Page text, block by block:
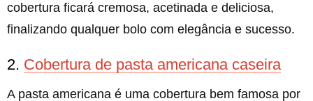
cobertura ficará cremosa, acetinada e deliciosa,
finalizando qualquer bolo com elegância e sucesso.
2. Cobertura de pasta americana caseira
A pasta americana é uma cobertura bem famosa por